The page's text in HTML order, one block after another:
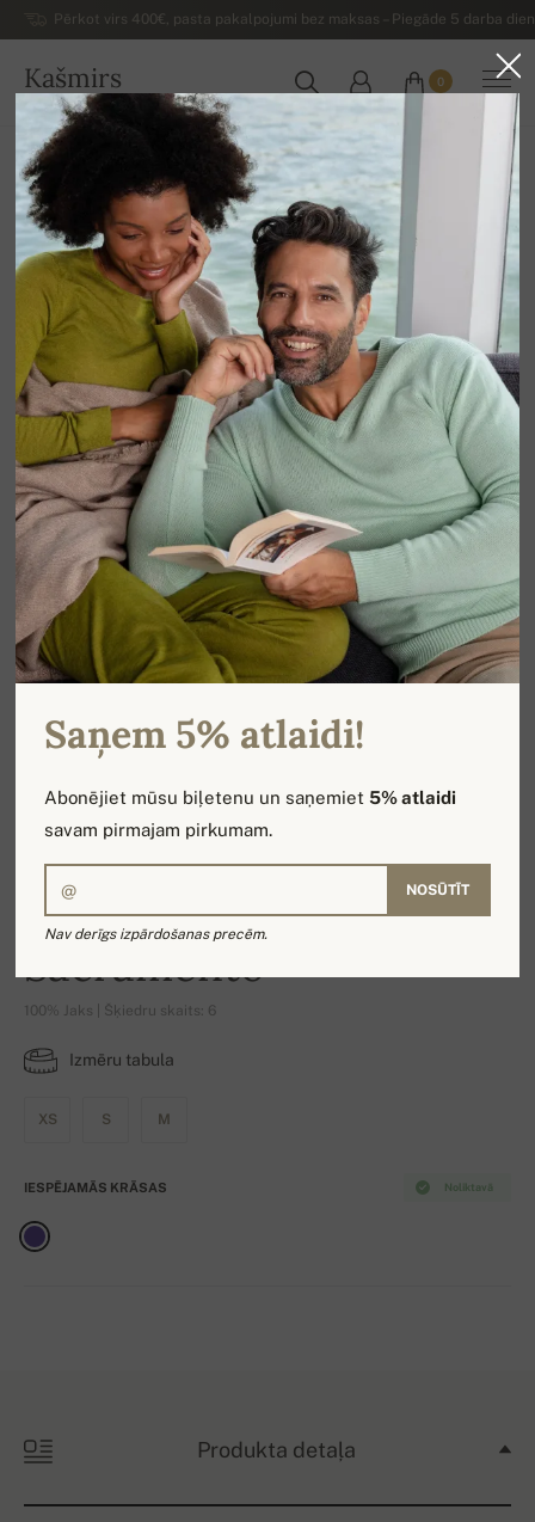
Pērkot virs 400€, pasta pakalpojumi bez maksas – Piegāde 5 darba
Kašmirs
LATVIJA
0
Uz mājām
Luksusa sieviešu kašmira džemperi
Sieviešu kašmira džemperi ar V veida izgriezumu
Sacramento
100% Jaks | Šķiedru skaits: 6
Izmēru tabula
XS S M
Noliktavā
IESPĒJAMĀS KRĀSAS
Produkta detaļa
Saņem 5% atlaidi!
Abonējiet mūsu biļetenu un saņemiet5% atlaidi
savam pirmajam pirkumam.
NOSŪTĪT
Nav derīgs izpārdošanas precēm.